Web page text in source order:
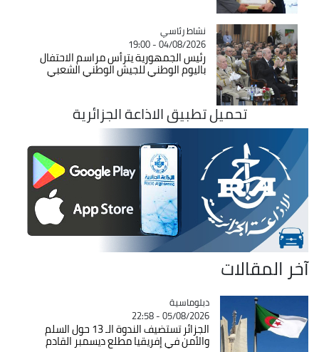
Catégorie
نشاط رئاسي
04/08/2026 - 19:00
رئيس الجمهورية يترأس مراسم الاحتفال
باليوم الوطني للجيش الوطني الشعبي
تحميل تطبيق الاذاعة الجزائرية
آخر المقالات
Catégorie
دبلوماسية
05/08/2026 - 22:58
الجزائر تستضيف الندوة الـ 13 حول السلم
والأمن في إفريقيا مطلع ديسمبر القادم